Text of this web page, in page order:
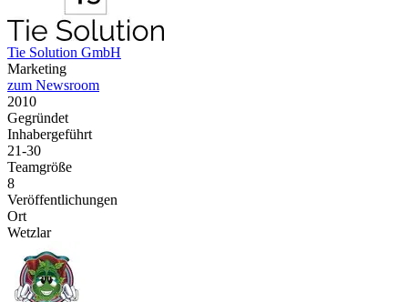
Tie Solution GmbH
Marketing
zum Newsroom
2010
Gegründet
Inhabergeführt
21-30
Teamgröße
8
Veröffentlichungen
Ort
Wetzlar